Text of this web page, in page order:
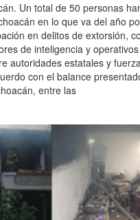
Un total de 50 personas
en lo que va del año
en delitos de extorsión,
de inteligencia y operativos
autoridades estatales y
con el balance
entre las